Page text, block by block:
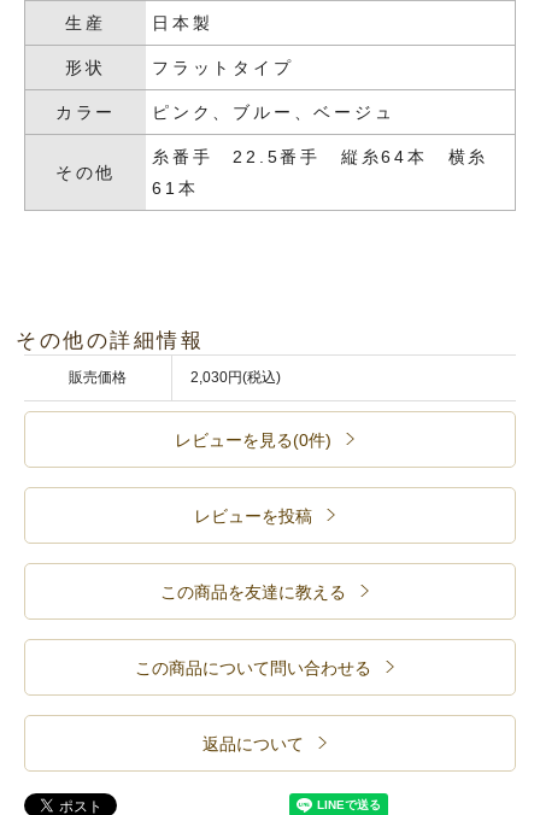
生産 日本製
形状 フラットタイプ
カラー ピンク、ブルー、ベージュ
その他
糸番手 22.5番手 縦糸64本 横糸
61本
その他の詳細情報
販売価格 2,030円(税込)
レビューを見る(0件)
レビューを投稿
この商品を友達に教える
この商品について問い合わせる
返品について